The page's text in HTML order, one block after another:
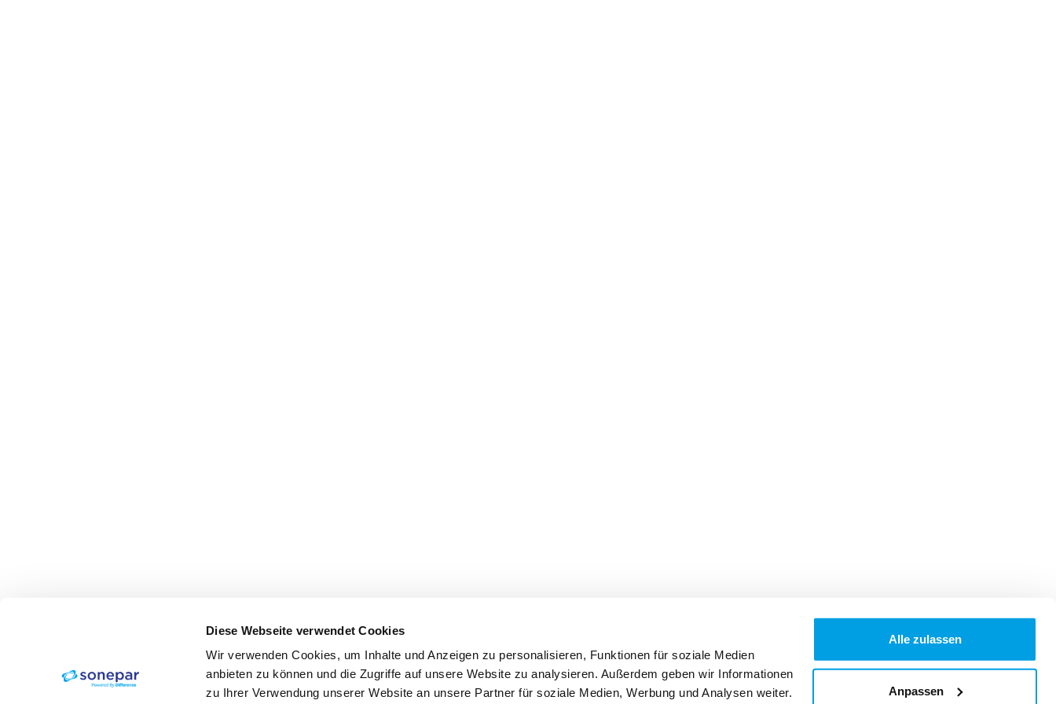
Diese Webseite verwendet Cookies
Wir verwenden Cookies, um Inhalte und Anzeigen zu personalisieren, Funktionen für soziale Medien
anbieten zu können und die Zugriffe auf unsere Website zu analysieren. Außerdem geben wir Informationen
zu Ihrer Verwendung unserer Website an unsere Partner für soziale Medien, Werbung und Analysen weiter.
Alle zulassen
Anpassen